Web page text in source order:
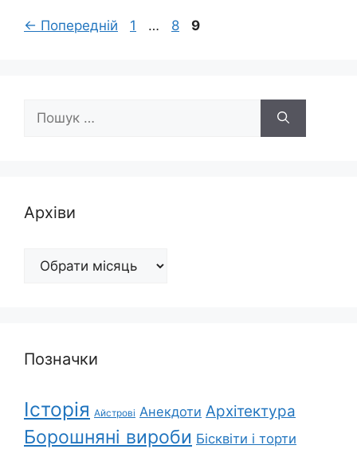
← Попередній Сторінка
1 … Сторінка
8 Сторінка
9
Архіви
Архіви
Позначки
Історія Айстрові Анекдоти Архітектура
Борошняні вироби Бісквіти і торти